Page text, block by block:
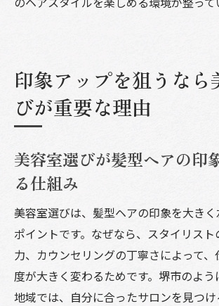
印象アップを狙うなら
びが重要な理由
美容室選びが髪型ヘアの印
る仕組み
美容室選びは、髪型ヘアの印象を大き
ポイントです。なぜなら、スタイリス
力、カウンセリングの丁寧さによって
度が大きく変わるためです。堺市のよ
地域では、自分に合ったサロンを見つ